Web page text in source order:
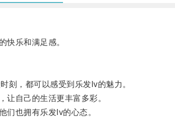
乐和满足感。
，都可以感受到乐发lv的魅力。
自己的生活更丰富多彩。
也拥有乐发lv的心态。